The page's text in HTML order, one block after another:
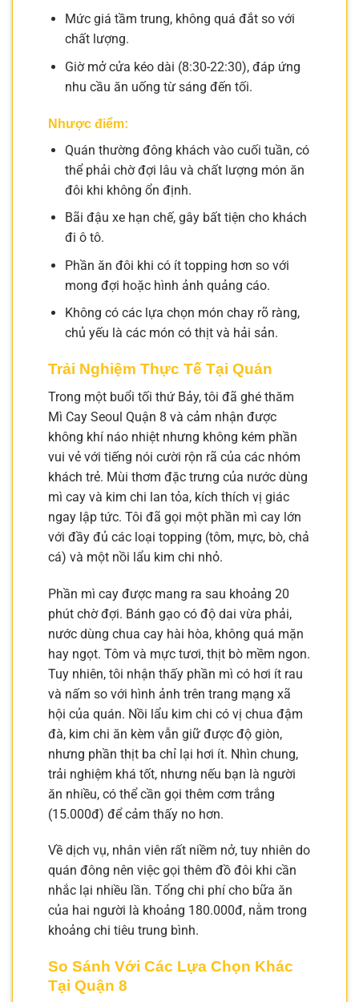
Mức giá tầm trung, không quá đắt so với
chất lượng.
Giờ mở cửa kéo dài (8:30-22:30), đáp ứng
nhu cầu ăn uống từ sáng đến tối.
Nhược điểm:
Quán thường đông khách vào cuối tuần, có
thể phải chờ đợi lâu và chất lượng món ăn
đôi khi không ổn định.
Bãi đậu xe hạn chế, gây bất tiện cho khách
đi ô tô.
Phần ăn đôi khi có ít topping hơn so với
mong đợi hoặc hình ảnh quảng cáo.
Không có các lựa chọn món chay rõ ràng,
chủ yếu là các món có thịt và hải sản.
Trải Nghiệm Thực Tế Tại Quán
Trong một buổi tối thứ Bảy, tôi đã ghé thăm
Mì Cay Seoul Quận 8 và cảm nhận được
không khí náo nhiệt nhưng không kém phần
vui vẻ với tiếng nói cười rộn rã của các nhóm
khách trẻ. Mùi thơm đặc trưng của nước dùng
mì cay và kim chi lan tỏa, kích thích vị giác
ngay lập tức. Tôi đã gọi một phần mì cay lớn
với đầy đủ các loại topping (tôm, mực, bò, chả
cá) và một nồi lẩu kim chi nhỏ.
Phần mì cay được mang ra sau khoảng 20
phút chờ đợi. Bánh gạo có độ dai vừa phải,
nước dùng chua cay hài hòa, không quá mặn
hay ngọt. Tôm và mực tươi, thịt bò mềm ngon.
Tuy nhiên, tôi nhận thấy phần mì có hơi ít rau
và nấm so với hình ảnh trên trang mạng xã
hội của quán. Nồi lẩu kim chi có vị chua đậm
đà, kim chi ăn kèm vẫn giữ được độ giòn,
nhưng phần thịt ba chỉ lại hơi ít. Nhìn chung,
trải nghiệm khá tốt, nhưng nếu bạn là người
ăn nhiều, có thể cần gọi thêm cơm trắng
(15.000đ) để cảm thấy no hơn.
Về dịch vụ, nhân viên rất niềm nở, tuy nhiên do
quán đông nên việc gọi thêm đồ đôi khi cần
nhắc lại nhiều lần. Tổng chi phí cho bữa ăn
của hai người là khoảng 180.000đ, nằm trong
khoảng chi tiêu trung bình.
So Sánh Với Các Lựa Chọn Khác
Tại Quận 8